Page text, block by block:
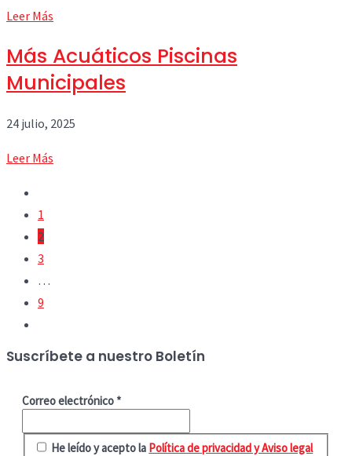
Leer Más
Más Acuáticos Piscinas
Municipales
24 julio, 2025
Leer Más
1
2
3
…
9
Suscríbete a nuestro Boletín
Correo electrónico *
He leído y acepto la Política de privacidad y Aviso legal